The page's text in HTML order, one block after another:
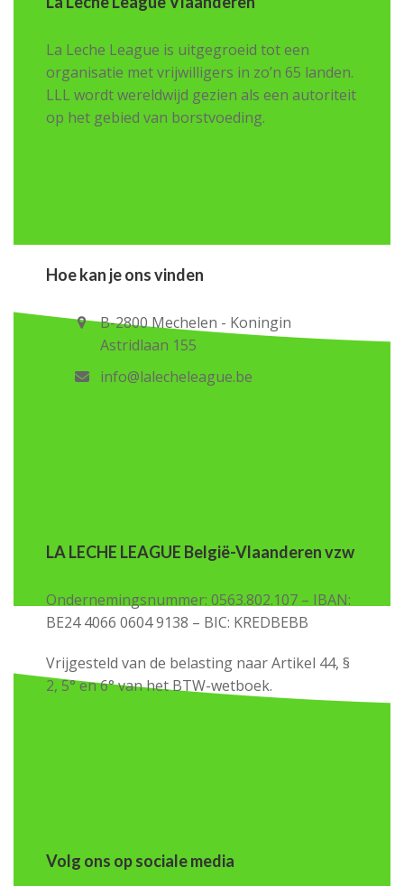
La Leche League is uitgegroeid tot een
organisatie met vrijwilligers in zo’n 65 landen.
LLL wordt wereldwijd gezien als een autoriteit
op het gebied van borstvoeding.
Hoe kan je ons vinden
B-2800 Mechelen - Koningin
Astridlaan 155
info@lalecheleague.be
LA LECHE LEAGUE België-Vlaanderen vzw
Ondernemingsnummer: 0563.802.107 – IBAN:
BE24 4066 0604 9138 – BIC: KREDBEBB
Vrijgesteld van de belasting naar Artikel 44, §
2, 5° en 6° van het BTW-wetboek.
Volg ons op sociale media